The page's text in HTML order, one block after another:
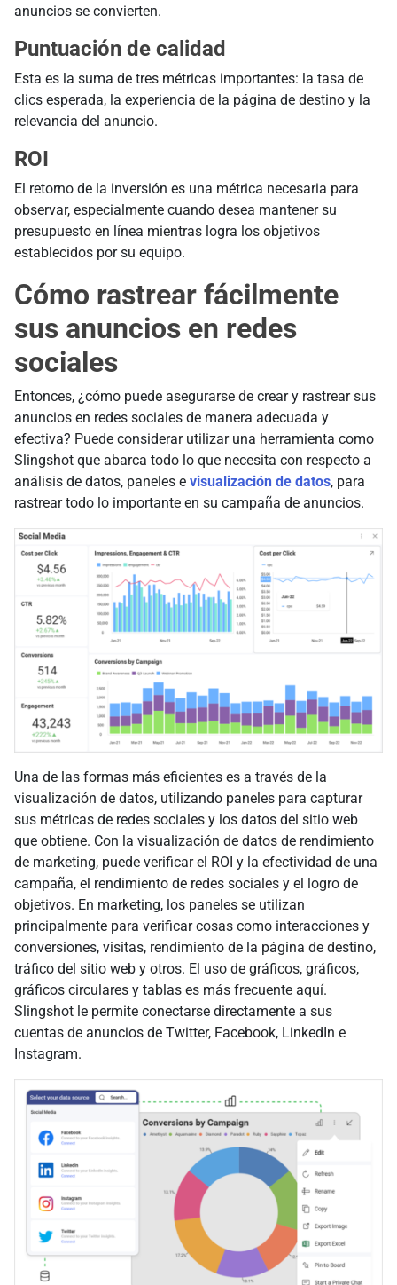
anuncios se convierten.
Puntuación de calidad
Esta es la suma de tres métricas importantes: la tasa de
clics esperada, la experiencia de la página de destino y la
relevancia del anuncio.
ROI
El retorno de la inversión es una métrica necesaria para
observar, especialmente cuando desea mantener su
presupuesto en línea mientras logra los objetivos
establecidos por su equipo.
Cómo rastrear fácilmente
sus anuncios en redes
sociales
Entonces, ¿cómo puede asegurarse de crear y rastrear sus
anuncios en redes sociales de manera adecuada y
efectiva? Puede considerar utilizar una herramienta como
Slingshot que abarca todo lo que necesita con respecto a
análisis de datos, paneles e visualización de datos, para
rastrear todo lo importante en su campaña de anuncios.
Una de las formas más eficientes es a través de la
visualización de datos, utilizando paneles para capturar
sus métricas de redes sociales y los datos del sitio web
que obtiene. Con la visualización de datos de rendimiento
de marketing, puede verificar el ROI y la efectividad de una
campaña, el rendimiento de redes sociales y el logro de
objetivos. En marketing, los paneles se utilizan
principalmente para verificar cosas como interacciones y
conversiones, visitas, rendimiento de la página de destino,
tráfico del sitio web y otros. El uso de gráficos, gráficos,
gráficos circulares y tablas es más frecuente aquí.
Slingshot le permite conectarse directamente a sus
cuentas de anuncios de Twitter, Facebook, LinkedIn e
Instagram.